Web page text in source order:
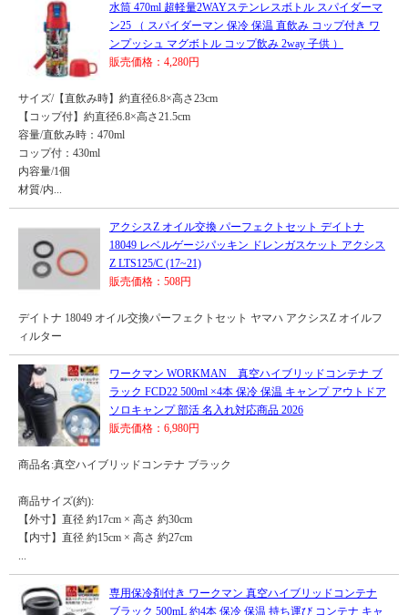
水筒 470ml 超軽量2WAYステンレスボトル スパイダーマ
ン25 （ スパイダーマン 保冷 保温 直飲み コップ付き ワ
ンプッシュ マグボトル コップ飲み 2way 子供 ）
販売価格：4,280円
サイズ/【直飲み時】約直径6.8×高さ23cm
【コップ付】約直径6.8×高さ21.5cm
容量/直飲み時：470ml
コップ付：430ml
内容量/1個
材質/内...
アクシスZ オイル交換 パーフェクトセット デイトナ
18049 レベルゲージパッキン ドレンガスケット アクシス
Z LTS125/C (17~21)
販売価格：508円
デイトナ 18049 オイル交換パーフェクトセット ヤマハ アクシスZ オイルフ
ィルター
ワークマン WORKMAN 真空ハイブリッドコンテナ ブ
ラック FCD22 500ml ×4本 保冷 保温 キャンプ アウトドア
ソロキャンプ 部活 名入れ対応商品 2026
販売価格：6,980円
商品名:真空ハイブリッドコンテナ ブラック
商品サイズ(約):
【外寸】直径 約17cm × 高さ 約30cm
【内寸】直径 約15cm × 高さ 約27cm
...
専用保冷剤付き ワークマン 真空ハイブリッドコンテナ
ブラック 500mL 約4本 保冷 保温 持ち運び コンテナ キャ